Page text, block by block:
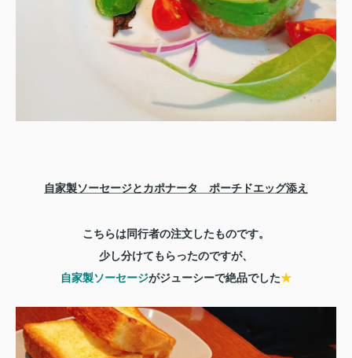
自家製ソーセージとカポナータ ポーチドエッグ添え
こちらは同行者の注文したものです。
少し分けてもらったのですが、
自家製ソーセージがジューシーで絶品でした★